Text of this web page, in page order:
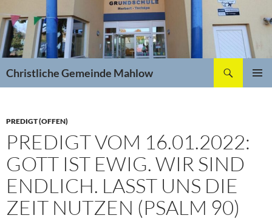
Inhalt
springen
Christliche Gemeinde Mahlow
PREDIGT (OFFEN)
PREDIGT VOM 16.01.2022:
GOTT IST EWIG. WIR SIND
ENDLICH. LASST UNS DIE
ZEIT NUTZEN (PSALM 90)